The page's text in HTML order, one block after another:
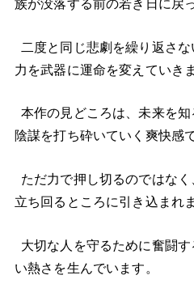
二度と同じ悲劇を繰り返さ
力を武器に運命を変えていきま
本作の見どころは、未来を
陰謀を打ち砕いていく爽快感で
ただ力で押し切るのではな
立ち回るところに引き込まれま
大切な人を守るために奮闘
い熱さを生んでいます。